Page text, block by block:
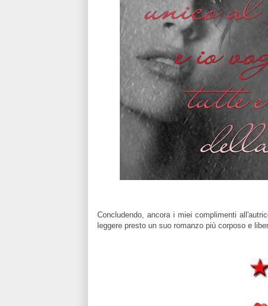
Concludendo, ancora i miei complimenti
leggere presto un suo romanzo più corposo e